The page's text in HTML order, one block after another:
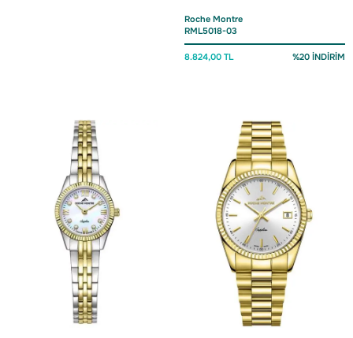
Roche Montre
RML5018-03
8.824,00 TL %20 İNDİRİM